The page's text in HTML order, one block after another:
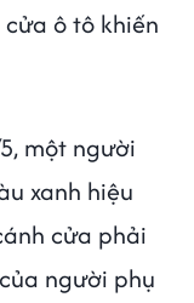
ô tô khiến
một người
xanh hiệu
cửa phải
người phụ